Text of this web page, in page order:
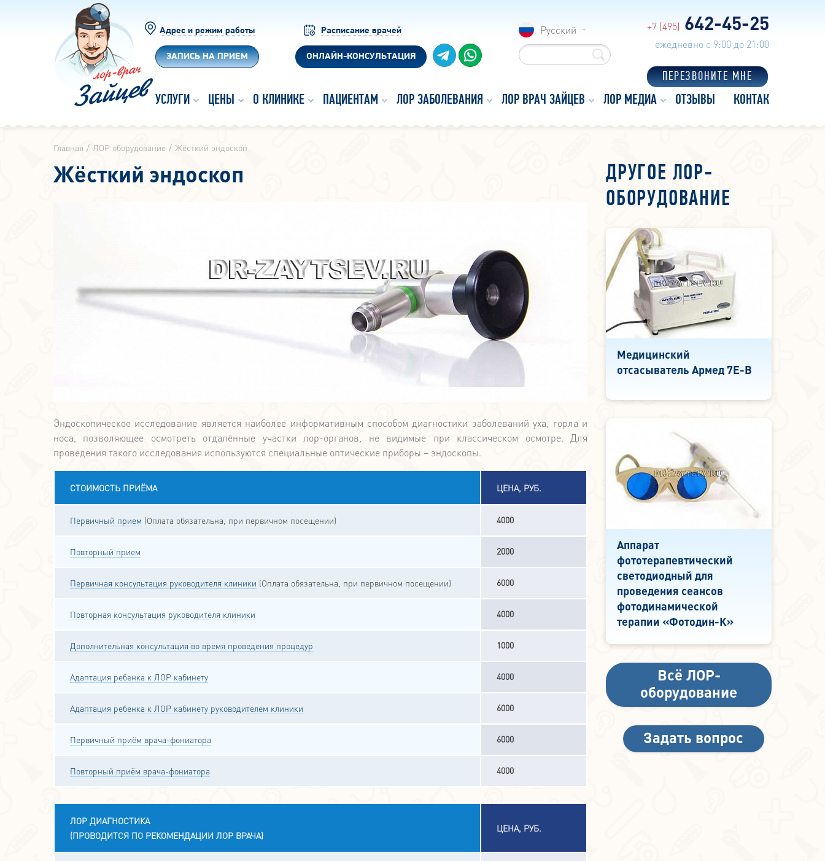
Адрес и режим работы
ЗАПИСЬ НА ПРИЕМ
Расписание врачей
ОНЛАЙН-КОНСУЛЬТАЦИЯ
Русский +7 (495) 642-45-25
ежедневно с 9:00 до 21:00
ПЕРЕЗВОНИТЕ МНЕ
УСЛУГИ ЦЕНЫ О КЛИНИКЕ ПАЦИЕНТАМ ЛОР ЗАБОЛЕВАНИЯ ЛОР ВРАЧ ЗАЙЦЕВ ЛОР МЕДИА ОТЗЫВЫ КОНТАКТЫ
Главная ЛОР оборудование Жёсткий эндоскоп
Жёсткий эндоскоп
Эндоскопическое исследование является наиболее информативным способом диагностики заболеваний уха, горла и
носа, позволяющее осмотреть отдалённые участки лор-органов, не видимые при классическом осмотре. Для
проведения такого исследования используются специальные оптические приборы – эндоскопы.
СТОИМОСТЬ ПРИЁМА ЦЕНА, РУБ.
Первичный прием (Оплата обязательна, при первичном посещении) 4000
Повторный прием 2000
Первичная консультация руководителя клиники (Оплата обязательна, при первичном посещении) 6000
Повторная консультация руководителя клиники 4000
Дополнительная консультация во время проведения процедур 1000
Адаптация ребенка к ЛОР кабинету 4000
Адаптация ребенка к ЛОР кабинету руководителем клиники 6000
Первичный приём врача-фониатора 6000
Повторный приём врача-фониатора 4000
ЛОР ДИАГНОСТИКА
(ПРОВОДИТСЯ ПО РЕКОМЕНДАЦИИ ЛОР ВРАЧА)
ЦЕНА, РУБ.
ДРУГОЕ ЛОР-
ОБОРУДОВАНИЕ
Медицинский
отсасыватель Армед 7Е-В
Аппарат
фототерапевтический
светодиодный для
проведения сеансов
фотодинамической
терапии «Фотодин-К»
Всё ЛОР-
оборудование
Задать вопрос